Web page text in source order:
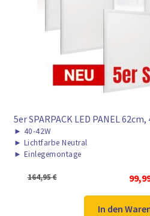
5er SPARPACK LED PANEL 62cm,
► 40-42W
► Lichtfarbe Neutral
► Einlegemontage
164,95€
Preis
war:
In den